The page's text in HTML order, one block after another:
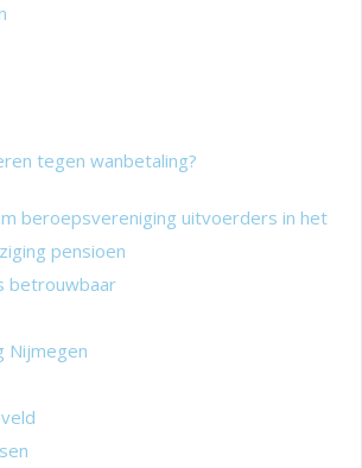
tegen wanbetaling?
beroepsvereniging uitvoerders in het
pensioen
betrouwbaar
Nijmegen